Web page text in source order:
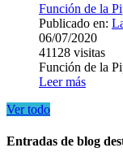
Función de la
Publicado en:
06/07/2020
41128 visitas
Función de la
Leer más
Ver todo
Entradas de blog